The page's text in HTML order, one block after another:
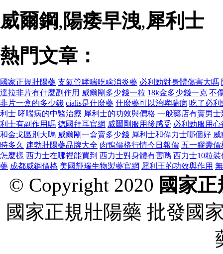
威爾鋼, 陽痿早洩,犀利士
熱門文章：
國家正規壯陽藥 支氣管哮喘吃啥消炎藥 必利勁對身體傷害大嗎
達拉非片有什麼副作用 威爾剛多少錢一粒 18k金多少錢一克 不
非片一盒的多少錢 cialis是什麼藥 什麼藥可以治哮喘病 吃了必
利士 哮喘病的中醫治療 犀利士的功效與價格 一般藥店有賣男
利士有副作用嗎 德國拜耳官網 威爾剛服用後感受 必利勁服用心
和金戈區別大嗎 威爾剛一盒賣多少錢 犀利士和偉力士哪個好
時多久 速勃壯陽藥品牌大全 肉鴨價格行情今日報價 五一膠囊價
怎麼樣 西力士在哪裡能買到 西力士對身體有害嗎 西力士10粒裝
藥 成都威鋼價格 美國輝瑞生物製藥官網 犀利王的功效與作用
© Copyright 2020 國家
國家正規壯陽藥 批發國